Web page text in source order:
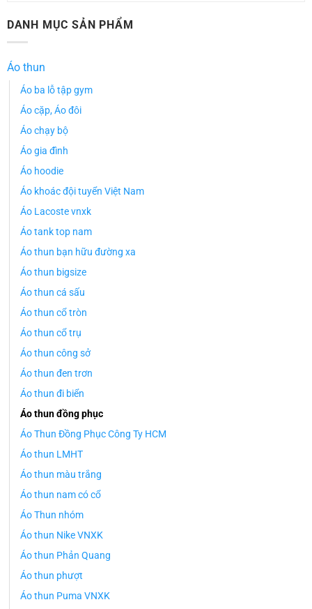
DANH MỤC SẢN PHẨM
Áo thun
Áo ba lỗ tập gym
Áo cặp, Áo đôi
Áo chạy bộ
Áo gia đình
Áo hoodie
Áo khoác đội tuyển Việt Nam
Áo Lacoste vnxk
Áo tank top nam
Áo thun bạn hữu đường xa
Áo thun bigsize
Áo thun cá sấu
Áo thun cổ tròn
Áo thun cổ trụ
Áo thun công sở
Áo thun đen trơn
Áo thun đi biển
Áo thun đồng phục
Áo Thun Đồng Phục Công Ty HCM
Áo thun LMHT
Áo thun màu trắng
Áo thun nam có cổ
Áo Thun nhóm
Áo thun Nike VNXK
Áo thun Phản Quang
Áo thun phượt
Áo thun Puma VNXK